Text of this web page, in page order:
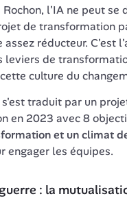
l'IA ne peut se
de transformation
réducteur. C'est
leviers de
culture du
traduit par un
et un climat
engager les équipes.
: la